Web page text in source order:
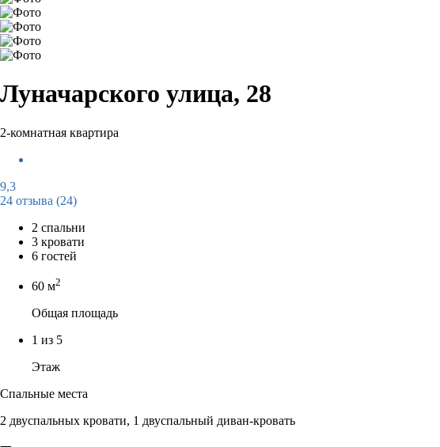
Луначарского улица, 28
2-комнатная квартира
9,3
24 отзыва (24)
2 спальни
3 кровати
6 гостей
60 м2
Общая площадь
1 из 5
Этаж
Спальные места
2 двуспальных кровати, 1 двуспальный диван-кровать